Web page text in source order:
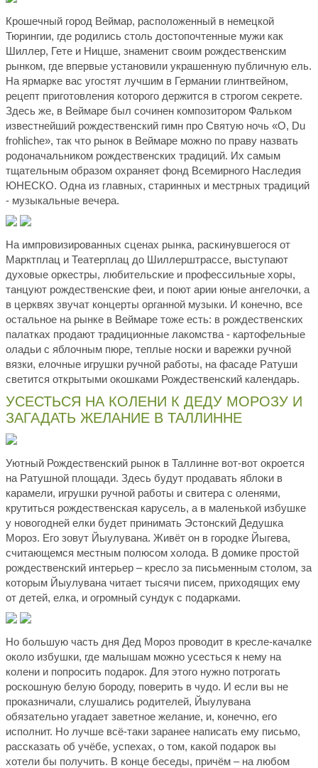
Крошечный город Веймар, расположенный в немецкой
Тюрингии, где родились столь достопочтенные мужи как
Шиллер, Гете и Ницше, знаменит своим рождественским
рынком, где впервые установили украшенную публичную ель.
На ярмарке вас угостят лучшим в Германии глинтвейном,
рецепт приготовления которого держится в строгом секрете.
Здесь же, в Веймаре был сочинен композитором Фальком
известнейший рождественский гимн про Святую ночь «O, Du
frohliche», так что рынок в Веймаре можно по праву назвать
родоначальником рождественских традиций. Их самым
тщательным образом охраняет фонд Всемирного Наследия
ЮНЕСКО. Одна из главных, старинных и местрных традиций
- музыкальные вечера.
На импровизированных сценах рынка, раскинувшегося от
Марктплац и Театерплац до Шиллерштрассе, выступают
духовые оркестры, любительские и профессильные хоры,
танцуют рождественские феи, и поют арии юные ангелочки, а
в церквях звучат концерты органной музыки. И конечно, все
остальное на рынке в Веймаре тоже есть: в рождественских
палатках продают традиционные лакомства - картофельные
оладьи с яблочным пюре, теплые носки и варежки ручной
вязки, елочные игрушки ручной работы, на фасаде Ратуши
светится открытыми окошками Рождественский календарь.
УСЕСТЬСЯ НА КОЛЕНИ К ДЕДУ МОРОЗУ И
ЗАГАДАТЬ ЖЕЛАНИЕ В ТАЛЛИННЕ
Уютный Рождественский рынок в Таллинне вот-вот окроется
на Ратушной площади. Здесь будут продавать яблоки в
карамели, игрушки ручной работы и свитера с оленями,
крутиться рождественская карусель, а в маленькой избушке
у новогодней елки будет принимать Эстонский Дедушка
Мороз. Его зовут Йыулувана. Живёт он в городке Йыгева,
считающемся местным полюсом холода. В домике простой
рождественский интерьер – кресло за письменным столом, за
которым Йыулувана читает тысячи писем, приходящих ему
от детей, елка, и огромный сундук с подарками.
Но большую часть дня Дед Мороз проводит в кресле-качалке
около избушки, где малышам можно усесться к нему на
колени и попросить подарок. Для этого нужно потрогать
роскошную белую бороду, поверить в чудо. И если вы не
проказничали, слушались родителей, Йыулувана
обязательно угадает заветное желание, и, конечно, его
исполнит. Но лучше всё-таки заранее написать ему письмо,
рассказать об учёбе, успехах, о том, какой подарок вы
хотели бы получить. В конце беседы, причём – на любом